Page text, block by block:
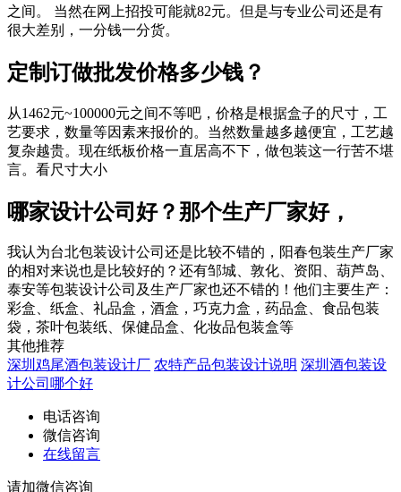
之间。 当然在网上招投可能就82元。但是与专业公司还是有
很大差别，一分钱一分货。
定制订做批发价格多少钱？
从1462元~100000元之间不等吧，价格是根据盒子的尺寸，工
艺要求，数量等因素来报价的。当然数量越多越便宜，工艺越
复杂越贵。现在纸板价格一直居高不下，做包装这一行苦不堪
言。看尺寸大小
哪家设计公司好？那个生产厂家好，
我认为台北包装设计公司还是比较不错的，阳春包装生产厂家
的相对来说也是比较好的？还有邹城、敦化、资阳、葫芦岛、
泰安等包装设计公司及生产厂家也还不错的！他们主要生产：
彩盒、纸盒、礼品盒，酒盒，巧克力盒，药品盒、食品包装
袋，茶叶包装纸、保健品盒、化妆品包装盒等
其他推荐
深圳鸡尾酒包装设计厂
农特产品包装设计说明 深圳酒包装设
计公司哪个好
电话咨询
微信咨询
在线留言
请加微信咨询